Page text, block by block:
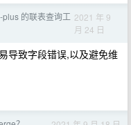
的联表查询工 2021 年 9
月 24 日
导致字段错误,以及避免维